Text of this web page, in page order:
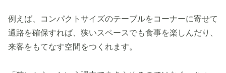
例えば、コンパクトサイズのテーブルをコーナーに寄せて
通路を確保すれば、狭いスペースでも食事を楽しんだり、
来客をもてなす空間をつくれます。